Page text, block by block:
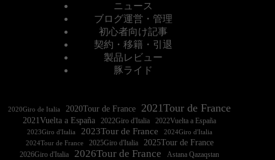
ニュース
ブログ運営・管理
初心者向け記事
契約・移籍・引退
製品レビュー
豚ライド
2020Giro de Italia 2020Tour de France 2021Tour de France
2021Vuelta a España 2022Vuelta a España
2023Giro d'Italia 2023Tour de France
2024Tour de France
2025Giro d'Italia 2025Tour de France
2026Giro d'Italia 2026Tour de France Astana Qazaqstan